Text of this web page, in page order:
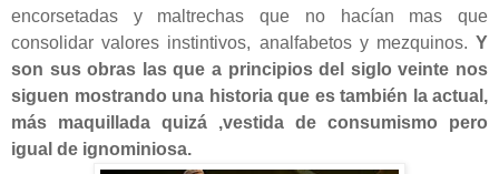
encorsetadas y maltrechas que no hacían mas que
consolidar valores instintivos, analfabetos y mezquinos. Y
son sus obras las que a principios del siglo veinte nos
siguen mostrando una historia que es también la actual,
más maquillada quizá ,vestida de consumismo pero
igual de ignominiosa.